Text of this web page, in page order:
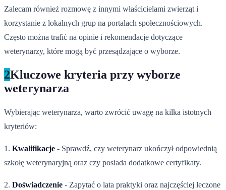
Zalecam również rozmowę z innymi właścicielami zwierząt i
korzystanie z lokalnych grup na portalach społecznościowych.
Często można trafić na opinie i rekomendacje dotyczące
weterynarzy, które mogą być przesądzające o wyborze.
2Kluczowe kryteria przy wyborze
weterynarza
Wybierając weterynarza, warto zwrócić uwagę na kilka istotnych
kryteriów:
1. Kwalifikacje - Sprawdź, czy weterynarz ukończył odpowiednią
szkołę weterynaryjną oraz czy posiada dodatkowe certyfikaty.
2. Doświadczenie - Zapytać o lata praktyki oraz najczęściej leczone